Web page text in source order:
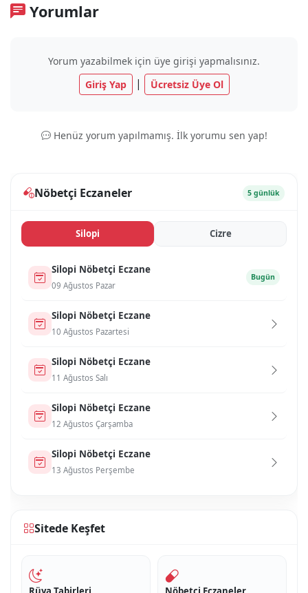
Yorumlar
Yorum yazabilmek için üye girişi yapmalısınız.
Giriş Yap
| Ücretsiz Üye Ol
Henüz yorum yapılmamış. İlk yorumu sen yap!
Nöbetçi Eczaneler 5 günlük
Si̇lopi̇ Ci̇zre
Si̇lopi̇ Nöbetçi Eczane
09 Ağustos Pazar
Bugün
Si̇lopi̇ Nöbetçi Eczane
10 Ağustos Pazartesi
Si̇lopi̇ Nöbetçi Eczane
11 Ağustos Salı
Si̇lopi̇ Nöbetçi Eczane
12 Ağustos Çarşamba
Si̇lopi̇ Nöbetçi Eczane
13 Ağustos Perşembe
Sitede Keşfet